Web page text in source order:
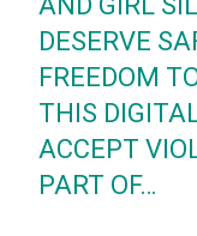
DESERVE
FREEDOM
THIS
ACCEPT
PART OF…